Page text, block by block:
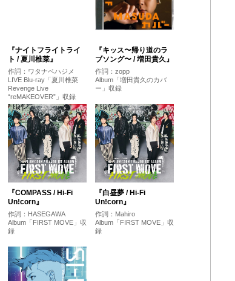
『ナイトフライトライ
ト / 夏川椎菜』
作詞：ワタナベハジメ
LIVE Blu-ray「夏川椎菜
Revenge Live
“reMAKEOVER”」収録
『キッス〜帰り道のラ
ブソング〜 / 増田貴久』
作詞：zopp
Album「増田貴久のカバ
ー」収録
『COMPASS / Hi-Fi
Un!corn』
作詞：HASEGAWA
Album「FIRST MOVE」収
録
『白昼夢 / Hi-Fi
Un!corn』
作詞：Mahiro
Album「FIRST MOVE」収
録